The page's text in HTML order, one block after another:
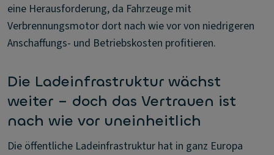
eine Herausforderung, da Fahrzeuge mit
Verbrennungsmotor dort nach wie vor von niedrigeren
Anschaffungs- und Betriebskosten profitieren.
Die Ladeinfrastruktur wächst
weiter – doch das Vertrauen ist
nach wie vor uneinheitlich
Die öffentliche Ladeinfrastruktur hat in ganz Europa